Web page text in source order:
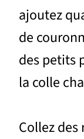
ajoutez
de
des petits
la colle
Collez des